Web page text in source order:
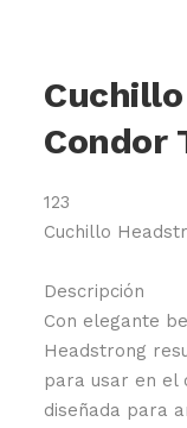
Condor
123
Cuchillo
Descripción
Con elegante
Headstrong
para usar en el
diseñada para